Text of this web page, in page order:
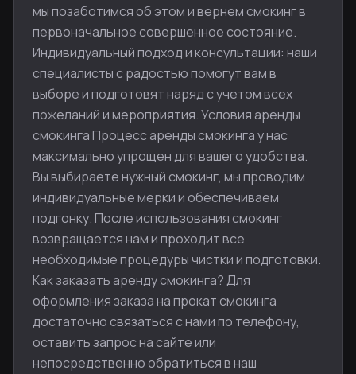
мы позаботимся об этом и вернем смокинг в
первоначальное совершенное состояние.
Индивидуальный подход и консультации: наши
специалисты с радостью помогут вам в
выборе и подготовят наряд с учетом всех
пожеланий и мероприятия. Условия аренды
смокинга Процесс аренды смокинга у нас
максимально упрощен для вашего удобства.
Вы выбираете нужный смокинг, мы проводим
индивидуальные мерки и обеспечиваем
подгонку. После использования смокинг
возвращается нам и проходит все
необходимые процедуры чистки и подготовки.
Как заказать аренду смокинга? Для
оформления заказа на прокат смокинга
достаточно связаться с нами по телефону,
оставить запрос на сайте или
непосредственно обратиться в наш